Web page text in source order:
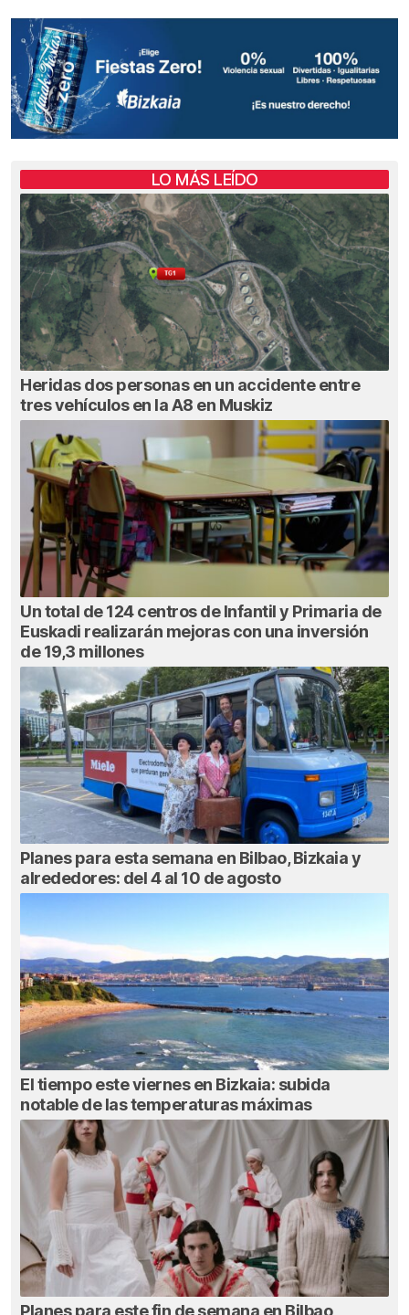
LO MÁS LEÍDO
Heridas dos personas en un accidente entre
tres vehículos en la A8 en Muskiz
Un total de 124 centros de Infantil y Primaria de
Euskadi realizarán mejoras con una inversión
de 19,3 millones
Planes para esta semana en Bilbao, Bizkaia y
alrededores: del 4 al 10 de agosto
El tiempo este viernes en Bizkaia: subida
notable de las temperaturas máximas
Planes para este fin de semana en Bilbao,